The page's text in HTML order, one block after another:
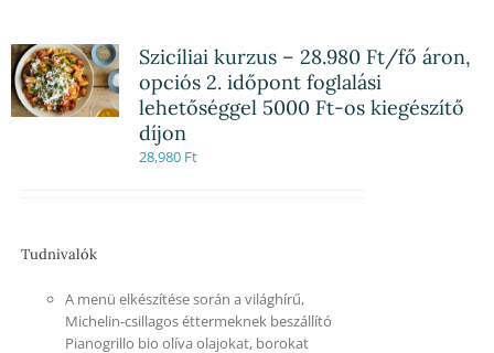
Szicíliai kurzus – 28.980 Ft/fő áron,
opciós 2. időpont foglalási
lehetőséggel 5000 Ft-os kiegészítő
díjon
28,980 Ft
Tudnivalók
A menü elkészítése során a világhírű,
Michelin-csillagos éttermeknek beszállító
Pianogrillo bio olíva olajokat, borokat